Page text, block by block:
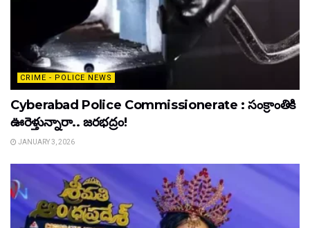
CRIME - POLICE NEWS
Cyberabad Police Commissionerate : సంక్రాంతికి
ఊరెళ్తున్నారా.. జరభద్రం!
JANUARY 3, 2026